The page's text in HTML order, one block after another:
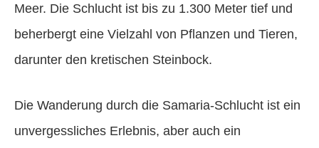
Meer. Die Schlucht ist bis zu 1.300 Meter tief und
beherbergt eine Vielzahl von Pflanzen und Tieren,
darunter den kretischen Steinbock.
Die Wanderung durch die Samaria-Schlucht ist ein
unvergessliches Erlebnis, aber auch ein